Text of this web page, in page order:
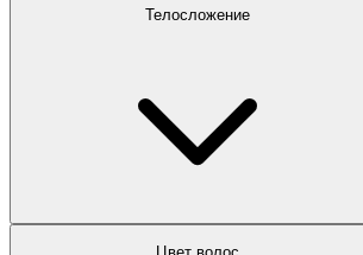
Телосложение